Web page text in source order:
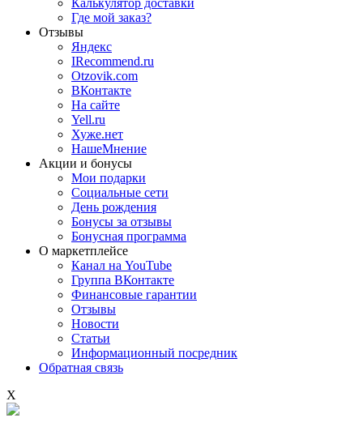
Калькулятор доставки
Где мой заказ?
Отзывы
Яндекс
IRecommend.ru
Otzovik.com
ВКонтакте
На сайте
Yell.ru
Хуже.нет
НашеМнение
Акции и бонусы
Мои подарки
Социальные сети
День рождения
Бонусы за отзывы
Бонусная программа
О маркетплейсе
Канал на YouTube
Группа ВКонтакте
Финансовые гарантии
Отзывы
Новости
Статьи
Информационный посредник
Обратная связь
X